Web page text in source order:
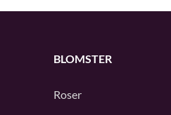
BLOMSTER
Roser